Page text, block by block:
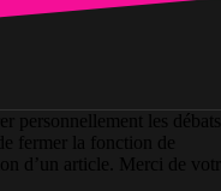
personnellement les débats
fermer la fonction de
d’un article. Merci de